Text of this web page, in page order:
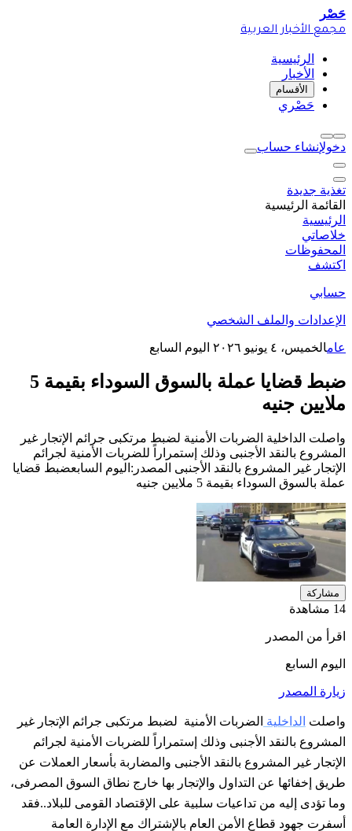
حَصْر
مجمع الأخبار العربية
الرئيسية
الأخبار
الأقسام
حَصْري
دخولإنشاء حساب
تغذية جديدة
القائمة الرئيسية
الرئيسية
خلاصاتي
المحفوظات
اكتشف
حسابي
الإعدادات والملف الشخصي
عامالخميس، ٤ يونيو ٢٠٢٦ اليوم السابع
ضبط قضايا عملة بالسوق السوداء بقيمة 5
ملايين جنيه
واصلت الداخلية الضربات الأمنية لضبط مرتكبى جرائم الإتجار غير
المشروع بالنقد الأجنبى وذلك ​​إستمراراً للضربات الأمنية لجرائم
الإتجار غير المشروع بالنقد الأجنبى المصدر:اليوم السابعضبط قضايا
عملة بالسوق السوداء بقيمة 5 ملايين جنيه
مشاركة
14 مشاهدة
اقرأ من المصدر
اليوم السابع
زيارة المصدر
واصلت الداخلية الضربات الأمنية لضبط مرتكبى جرائم الإتجار غير
المشروع بالنقد الأجنبى وذلك ​​إستمراراً للضربات الأمنية لجرائم
الإتجار غير المشروع بالنقد الأجنبى والمضاربة بأسعار العملات عن
طريق إخفائها عن التداول والإتجار بها خارج نطاق السوق المصرفى،
وما تؤدى إليه من تداعيات سلبية على الإقتصاد القومى للبلاد..فقد
أسفرت جهود قطاع الأمن العام بالإشتراك مع الإدارة العامة